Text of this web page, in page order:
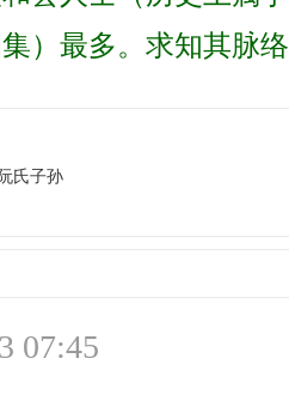
集）最多。求知其脉
氏子孙
07:45